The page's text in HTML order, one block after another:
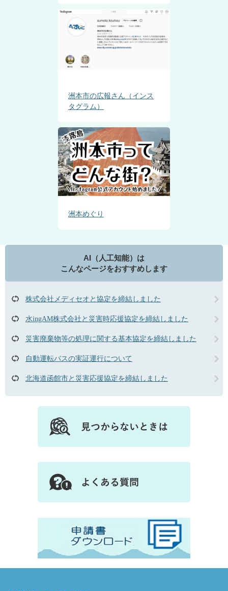
洲本市の広報さん（インス
タグラム）
洲本めぐり
AI（人工知能）は
こんなページをおすすめします
株式会社メディセオと協定を締結しました
水ingAM株式会社と災害時応援協定を締結しました
災害廃棄物等の処理に関する基本協定を締結しました
自動運転バスの実証運行について
北海道函館市と災害応援協定を締結しました